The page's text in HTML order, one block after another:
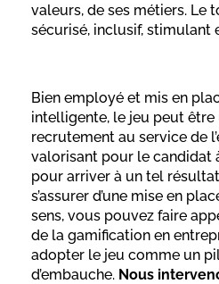
valeurs, de ses métiers. Le
sécurisé, inclusif, stimulant
Bien employé et mis en
intelligente, le jeu peut
recrutement au service de
valorisant pour le candidat
pour arriver à un tel
s’assurer d’une mise en
sens, vous pouvez faire
de la gamification en
adopter le jeu comme un
d’embauche. Nous